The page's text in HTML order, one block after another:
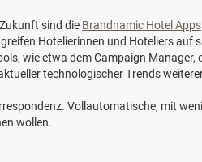
sind die Brandnamic Hotel Apps
Hotelierinnen und Hoteliers
wie etwa dem Campaign
technologischer Trends
Vollautomatische, mit
wollen.